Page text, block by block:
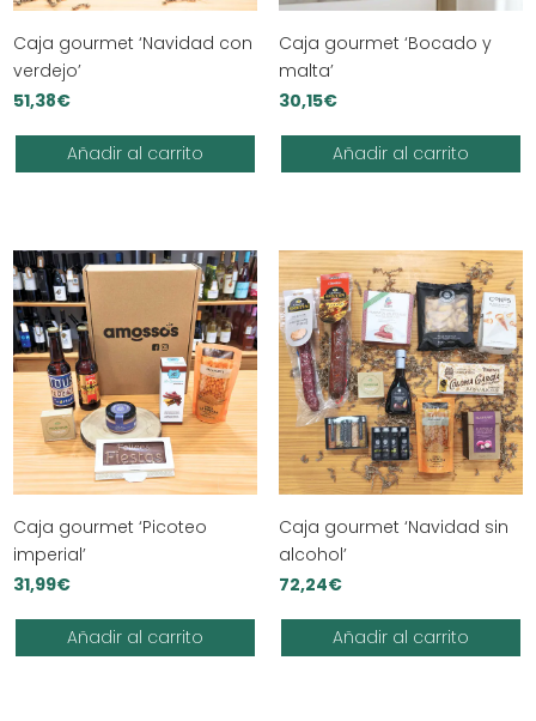
Caja gourmet ‘Navidad con
verdejo’
51,38€
Añadir al carrito
Caja gourmet ‘Bocado y
malta’
30,15€
Añadir al carrito
Caja gourmet ‘Picoteo
imperial’
31,99€
Añadir al carrito
Caja gourmet ‘Navidad sin
alcohol’
72,24€
Añadir al carrito